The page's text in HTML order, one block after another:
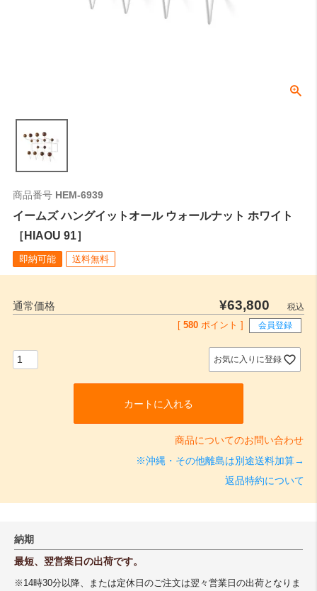
商品番号 HEM-6939
イームズ ハングイットオール ウォールナット ホワイト
［HIAOU 91］
即納可能 送料無料
通常価格 ¥63,800
税込
580 ポイント ] 会員登録
お気に入りに登録
カートに入れる
商品についてのお問い合わせ
※沖縄・その他離島は別途送料加算→
返品特約について
納期
最短、翌営業日の出荷です。
※14時30分以降、または定休日のご注文は翌々営業日の出荷となりま